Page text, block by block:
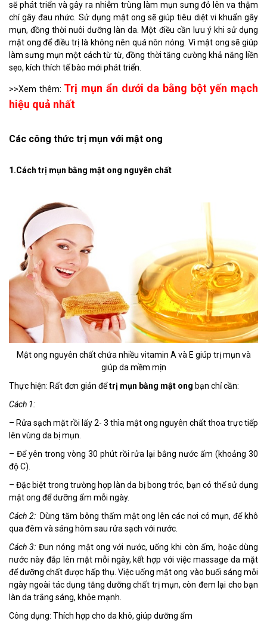
sẽ phát triển và gây ra nhiễm trùng làm mụn sưng đỏ lên va thậm
chí gây đau nhức. Sử dụng mật ong sẽ giúp tiêu diệt vi khuẩn gây
mụn, đồng thời nuôi dưỡng làn da. Một điều cần lưu ý khi sử dụng
mật ong để điều trị là không nên quá nôn nóng. Vì mật ong sẽ giúp
làm sưng mụn một cách từ từ, đồng thời tăng cường khả năng liền
sẹo, kích thích tế bào mới phát triển.
>>Xem thêm: Trị mụn ẩn dưới da bằng bột yến mạch
hiệu quả nhất
Các công thức trị mụn với mật ong
1.Cách trị mụn bằng mật ong nguyên chất
Mật ong nguyên chất chứa nhiều vitamin A và E giúp trị mụn và
giúp da mềm mịn
Thực hiện: Rất đơn giản đểtrị mụn bằng mật ong bạn chỉ cần:
Cách 1:
– Rửa sạch mặt rồi lấy 2- 3 thìa mật ong nguyên chất thoa trực tiếp
lên vùng da bị mụn.
– Để yên trong vòng 30 phút rồi rửa lại bằng nước ấm (khoảng 30
độ C).
– Đặc biệt trong trường hợp làn da bị bong tróc, bạn có thể sử dụng
mật ong để dưỡng ẩm mỗi ngày.
Cách 2:Dùng tăm bông thấm mật ong lên các nơi có mụn, để khô
qua đêm và sáng hôm sau rửa sạch với nước.
Cách 3: Đun nóng mật ong với nước, uống khi còn ấm, hoặc dùng
nước này đắp lên mặt mỗi ngày, kết hợp với việc massage da mặt
để dưỡng chất được hấp thụ. Việc uống mật ong vào buổi sáng mỗi
ngày ngoài tác dụng tăng dưỡng chất trị mụn, còn đem lại cho bạn
làn da trắng sáng, khỏe mạnh.
Công dụng: Thích hợp cho da khô, giúp dưỡng ẩm